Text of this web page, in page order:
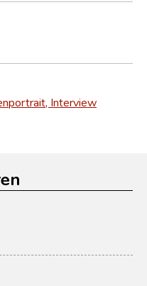
Interview